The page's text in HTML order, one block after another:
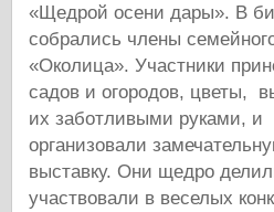
«Щедрой осени дары». В
собрались члены
«Околица». Участники
садов и огородов, цветы,
их заботливыми руками, и
организовали
выставку. Они щедро
участвовали в веселых